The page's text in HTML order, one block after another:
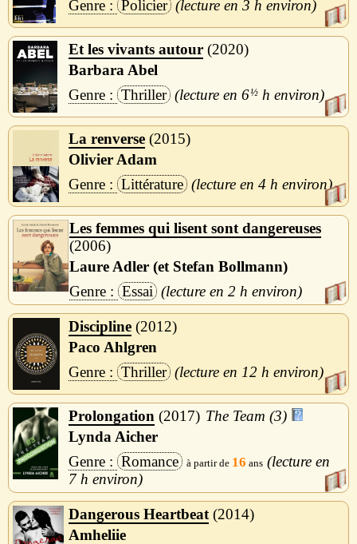
Policier
3 h
Et les vivants autour 2020
Barbara Abel
Thriller
6½ h
La renverse 2015
Olivier Adam
Littérature
4 h
Les femmes qui lisent sont dangereuses
2006
Laure Adler (et Stefan Bollmann)
Essai
2 h
Discipline 2012
Paco Ahlgren
Thriller
12 h
Prolongation 2017
The Team (3)
Lynda Aicher
Romance
16
7 h
Dangerous Heartbeat 2014
Amheliie